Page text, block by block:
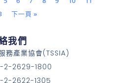
下一頁 »
我們
務產業協會(TSSIA)
2-2629-1800
2-2622-1305